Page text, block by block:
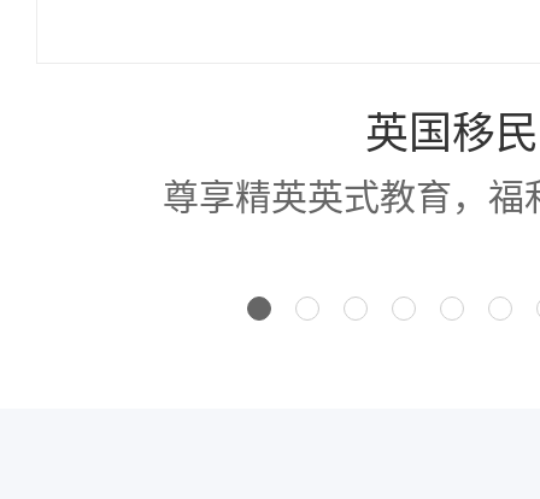
英国移民
尊享精英英式教育，福